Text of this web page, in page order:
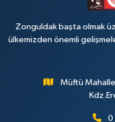
Zonguldak başta olmak
ülkemizden önemli
Müftü
0